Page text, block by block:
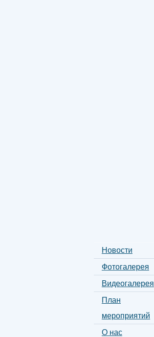
Новости
Фотогалерея
Видеогалерея
План
мероприятий
О нас